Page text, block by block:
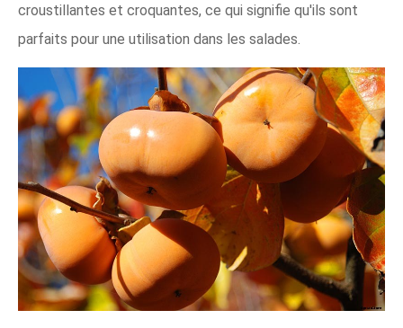
croustillantes et croquantes, ce qui signifie qu'ils sont
parfaits pour une utilisation dans les salades.